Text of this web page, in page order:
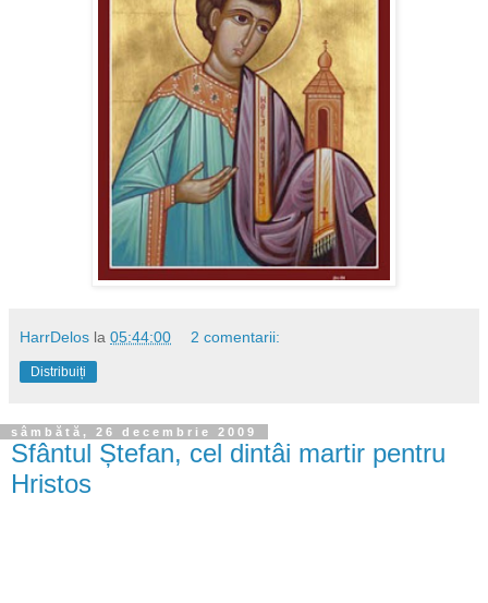
HarrDelos la 05:44:00 2 comentarii:
Distribuiți
sâmbătă, 26 decembrie 2009
Sfântul Ștefan, cel dintâi martir pentru
Hristos